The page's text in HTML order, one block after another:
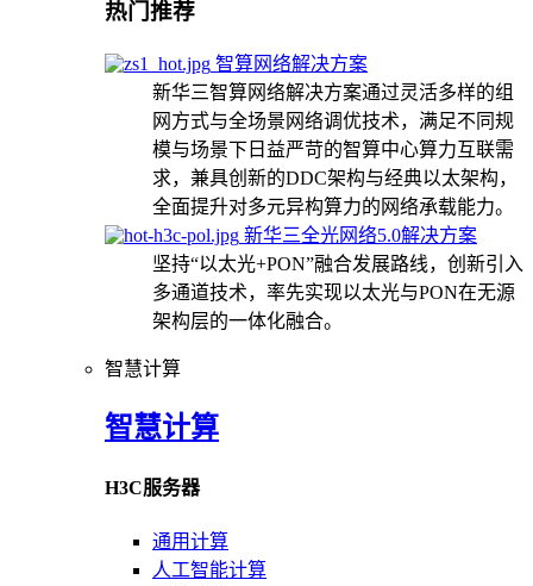
热门推荐
智算网络解决方案
新华三智算网络解决方案通过灵活多样的组
网方式与全场景网络调优技术，满足不同规
模与场景下日益严苛的智算中心算力互联需
求，兼具创新的DDC架构与经典以太架构，
全面提升对多元异构算力的网络承载能力。
新华三全光网络5.0解决方案
坚持“以太光+PON”融合发展路线，创新引入
多通道技术，率先实现以太光与PON在无源
架构层的一体化融合。
智慧计算
智慧计算
H3C服务器
通用计算
人工智能计算